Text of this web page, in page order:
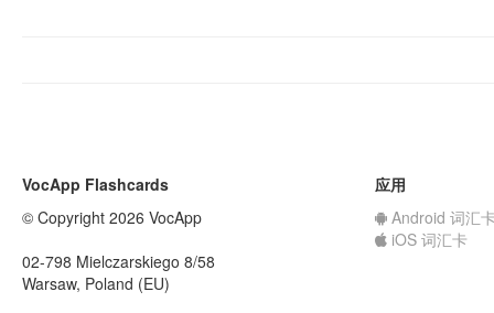
VocApp Flashcards
© Copyright 2026 VocApp
02-798 Mielczarskiego 8/58
Warsaw, Poland (EU)
应用
Android 词汇
iOS 词汇卡